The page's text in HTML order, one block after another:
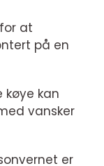
at
på en
køye kan
vansker
er